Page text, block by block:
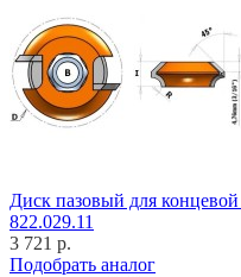
Диск пазовый для
822.029.11
3 721 р.
Подобрать аналог